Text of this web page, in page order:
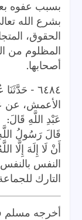
بسبب عفوه
بشرع الله
الحقوق،
المظلوم من
أصحابها.
٦٤٨٤ -
الأعمش، عن
عَبْدِ اللَّهِ قَالَ:
قَالَ رَسُولُ
أَنْ لَا إِلَهَ إِلَّا
النفس
التارك
أخرجه مسلم